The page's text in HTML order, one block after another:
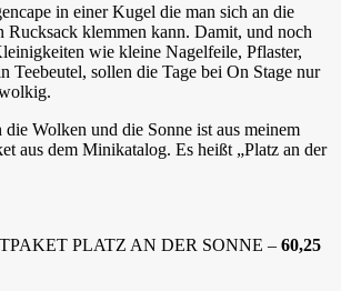
in einer Kugel die man sich an die
Rucksack klemmen kann. Damit, und noch
wie kleine Nagelfeile, Pflaster,
Teebeutel, sollen die Tage bei On Stage nur
Wolken und die Sonne ist aus meinem
aus dem Minikatalog. Es heißt „Platz an der
PLATZ AN DER SONNE – 60,25